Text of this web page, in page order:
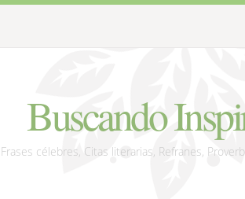
Buscando
Frases célebres, Citas literarias, Refranes,